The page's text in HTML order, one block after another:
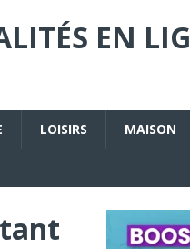
EN
LOISIRS MAISON